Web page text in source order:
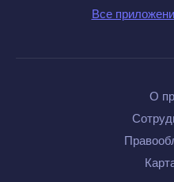
Все
О